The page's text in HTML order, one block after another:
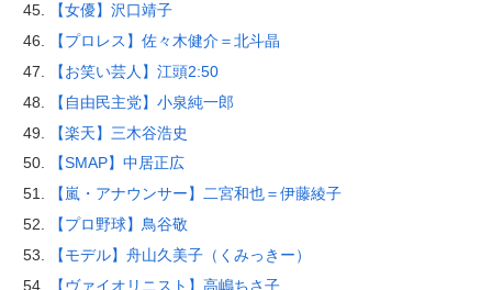
【女優】沢口靖子
【プロレス】佐々木健介＝北斗晶
【お笑い芸人】江頭2:50
【自由民主党】小泉純一郎
【楽天】三木谷浩史
【SMAP】中居正広
【嵐・アナウンサー】二宮和也＝伊藤綾子
【プロ野球】鳥谷敬
【モデル】舟山久美子（くみっきー）
【ヴァイオリニスト】高嶋ちさ子